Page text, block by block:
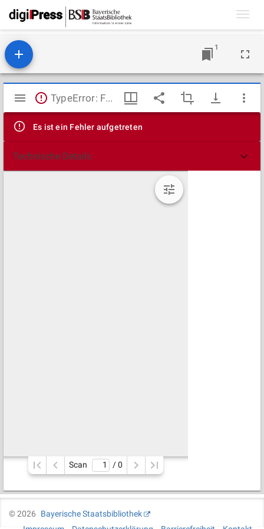
1
Mirador
Viewer
TypeError: Failed to fetch
Es ist ein Fehler aufgetreten
Technische Details
Scan / 0
©2026
Bayerische Staatsbibliothek